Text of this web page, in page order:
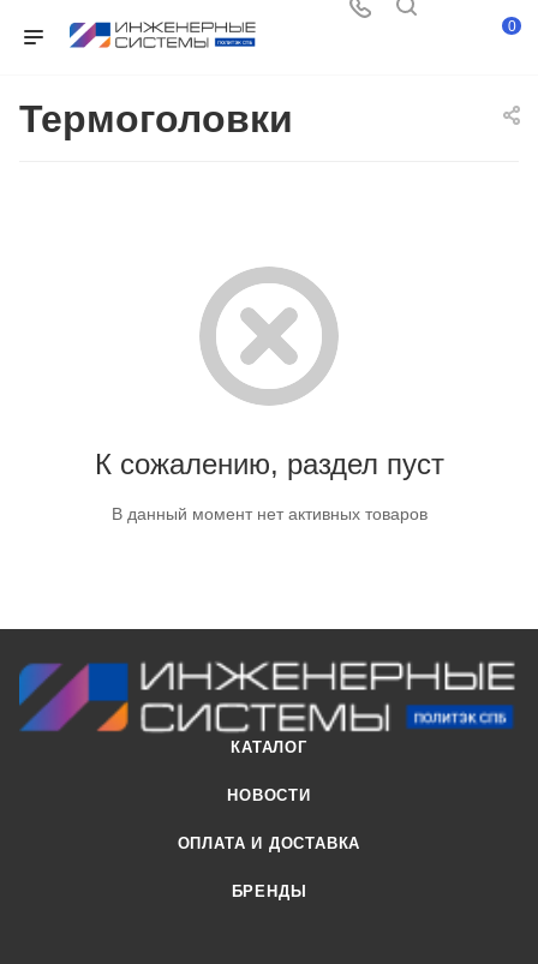
0
Термоголовки
К сожалению, раздел пуст
В данный момент нет активных товаров
КАТАЛОГ
НОВОСТИ
ОПЛАТА И ДОСТАВКА
БРЕНДЫ